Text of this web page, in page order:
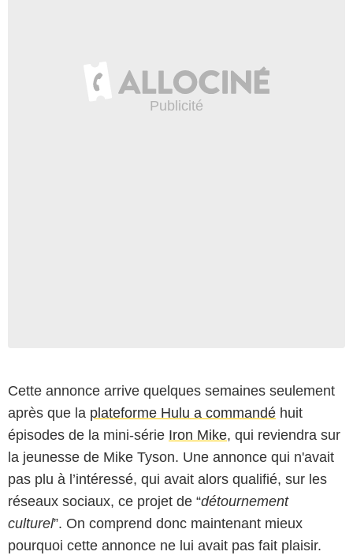
Cette annonce arrive quelques semaines seulement
après que la plateforme Hulu a commandé huit
épisodes de la mini-série Iron Mike, qui reviendra sur
la jeunesse de Mike Tyson. Une annonce qui n'avait
pas plu à l’intéressé, qui avait alors qualifié, sur les
réseaux sociaux, ce projet de “détournement
culturel”. On comprend donc maintenant mieux
pourquoi cette annonce ne lui avait pas fait plaisir.